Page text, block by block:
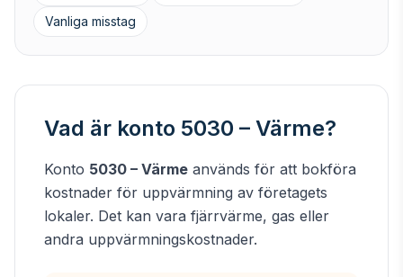
Vanliga misstag
Vad är konto 5030 – Värme?
Konto 5030 – Värme används för att bokföra
kostnader för uppvärmning av företagets
lokaler. Det kan vara fjärrvärme, gas eller
andra uppvärmningskostnader.